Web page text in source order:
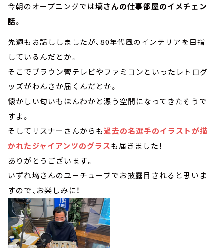
今朝のオープニングでは塙さんの仕事部屋のイメチェン
話。
先週もお話ししましたが、80年代風のインテリアを目指
しているんだとか。
そこでブラウン管テレビやファミコンといったレトログ
ッズがわんさか届くんだとか。
懐かしい匂いもほんわかと漂う空間になってきたそうで
すよ。
そしてリスナーさんからも過去の名選手のイラストが描
かれたジャイアンツのグラスも届きました！
ありがとうございます。
いずれ塙さんのユーチューブでお披露目されると思いま
すので、お楽しみに！